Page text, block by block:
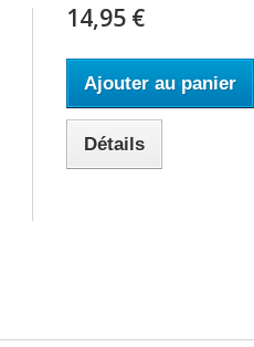
14,95 €
Ajouter au panier
Détails